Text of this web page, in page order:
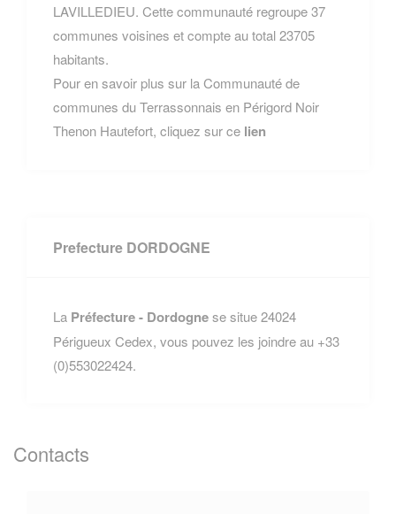
LAVILLEDIEU. Cette communauté regroupe 37
communes voisines et compte au total 23705
habitants.
Pour en savoir plus sur la Communauté de
communes du Terrassonnais en Périgord Noir
Thenon Hautefort, cliquez sur ce lien
Prefecture DORDOGNE
La Préfecture - Dordognese situe 24024
Périgueux Cedex, vous pouvez les joindre au +33
(0)553022424.
Contacts